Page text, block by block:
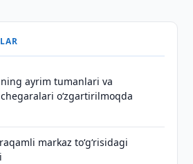
ayrim tumanlari va
oʻzgartirilmoqda
markaz toʻgʻrisidagi